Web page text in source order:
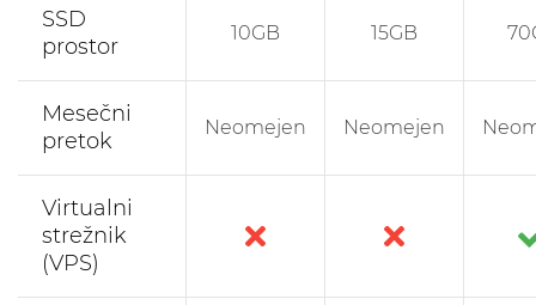
SSD
prostor
10GB 15GB
Mesečni
pretok
Neomejen Neomejen
Virtualni
strežnik
(VPS)